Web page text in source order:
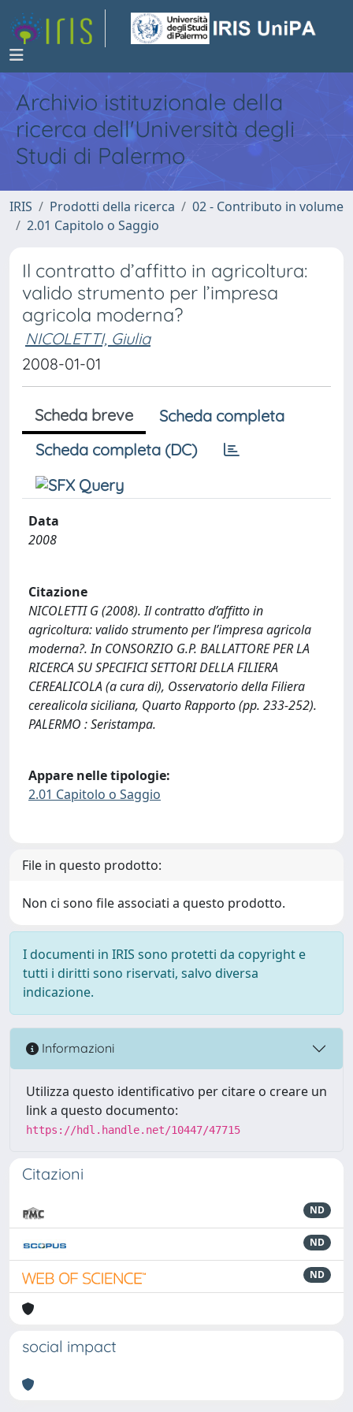
Archivio istituzionale della
ricerca dell'Università degli
Studi di Palermo
IRIS Prodotti della ricerca
02 - Contributo in volume
2.01 Capitolo o Saggio
Il contratto d’affitto in agricoltura:
valido strumento per l’impresa
agricola moderna?
NICOLETTI, Giulia
2008-01-01
Scheda breve
Scheda completa
Scheda completa (DC)
Data
2008
Citazione
NICOLETTI G (2008). Il contratto d’affitto in
agricoltura: valido strumento per l’impresa agricola
moderna?. In CONSORZIO G.P. BALLATTORE PER LA
RICERCA SU SPECIFICI SETTORI DELLA FILIERA
CEREALICOLA (a cura di), Osservatorio della Filiera
cerealicola siciliana, Quarto Rapporto (pp. 233-252).
PALERMO : Seristampa.
Appare nelle tipologie:
2.01 Capitolo o Saggio
File in questo prodotto:
Non ci sono file associati a questo prodotto.
I documenti in IRIS sono protetti da copyright e
tutti i diritti sono riservati, salvo diversa
indicazione.
Informazioni
Utilizza questo identificativo per citare o creare un
link a questo documento:
https://hdl.handle.net/10447/47715
Citazioni
ND
ND
ND
social impact